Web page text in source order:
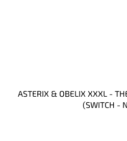
ASTERIX & OBELIX XXXL -
(SWITCH -